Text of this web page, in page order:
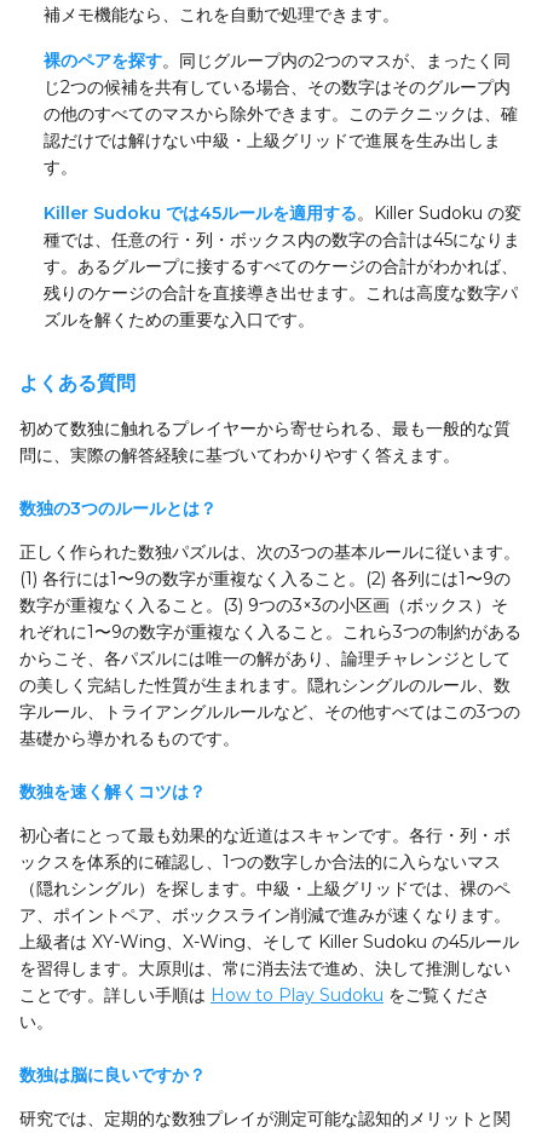
補メモ機能なら、これを自動で処理できます。
裸のペアを探す。同じグループ内の2つのマスが、まったく同
じ2つの候補を共有している場合、その数字はそのグループ内
の他のすべてのマスから除外できます。このテクニックは、確
認だけでは解けない中級・上級グリッドで進展を生み出しま
す。
Killer Sudoku では45ルールを適用する。Killer Sudoku の変
種では、任意の行・列・ボックス内の数字の合計は45になりま
す。あるグループに接するすべてのケージの合計がわかれば、
残りのケージの合計を直接導き出せます。これは高度な数字パ
ズルを解くための重要な入口です。
よくある質問
初めて数独に触れるプレイヤーから寄せられる、最も一般的な質
問に、実際の解答経験に基づいてわかりやすく答えます。
数独の3つのルールとは？
正しく作られた数独パズルは、次の3つの基本ルールに従います。
(1) 各行には1〜9の数字が重複なく入ること。(2) 各列には1〜9の
数字が重複なく入ること。(3) 9つの3×3の小区画（ボックス）そ
れぞれに1〜9の数字が重複なく入ること。これら3つの制約がある
からこそ、各パズルには唯一の解があり、論理チャレンジとして
の美しく完結した性質が生まれます。隠れシングルのルール、数
字ルール、トライアングルルールなど、その他すべてはこの3つの
基礎から導かれるものです。
数独を速く解くコツは？
初心者にとって最も効果的な近道はスキャンです。各行・列・ボ
ックスを体系的に確認し、1つの数字しか合法的に入らないマス
（隠れシングル）を探します。中級・上級グリッドでは、裸のペ
ア、ポイントペア、ボックスライン削減で進みが速くなります。
上級者は XY-Wing、X-Wing、そして Killer Sudoku の45ルール
を習得します。大原則は、常に消去法で進め、決して推測しない
ことです。詳しい手順は How to Play Sudoku をご覧くださ
い。
数独は脳に良いですか？
研究では、定期的な数独プレイが測定可能な認知的メリットと関